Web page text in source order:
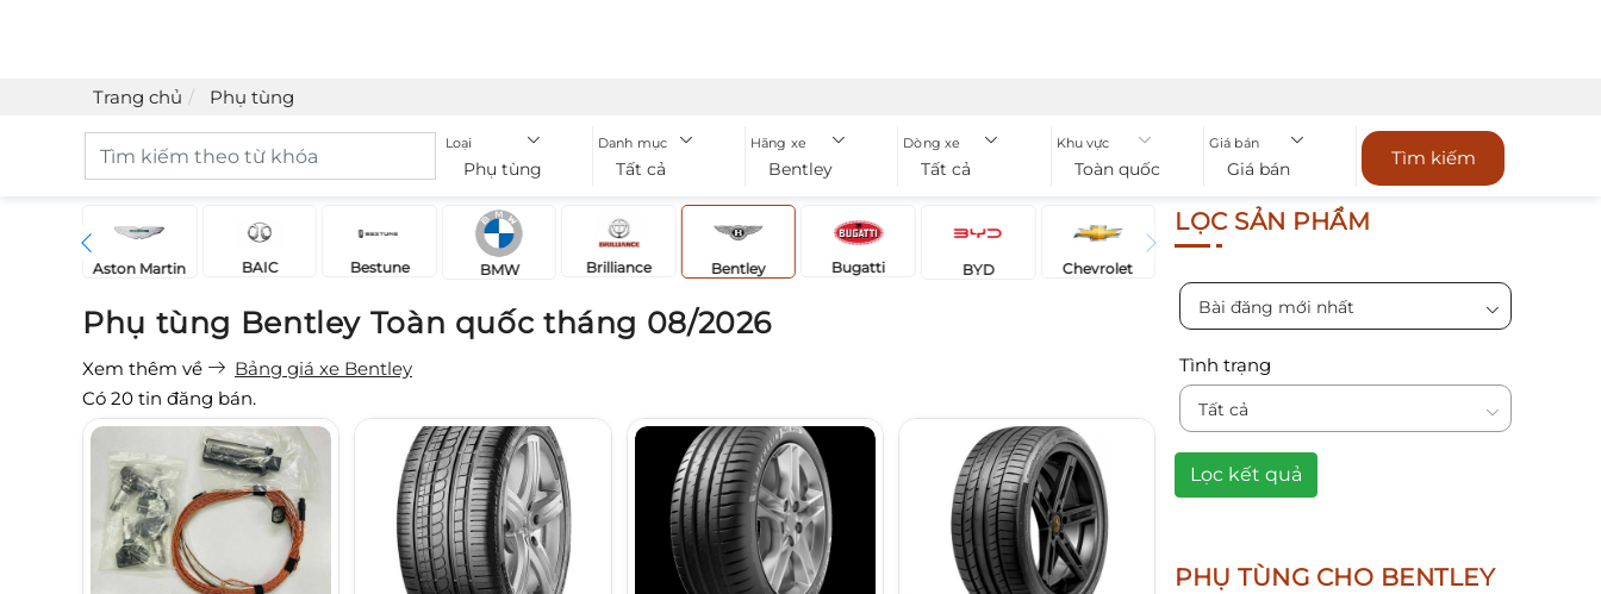
Trang chủ Phụ tùng
Loại
Phụ tùng
Danh mục
Tất cả
Hãng xe
Bentley
Dòng xe
Tất cả
Khu vực
Toàn quốc
Giá bán
Giá bán Tìm kiếm
Aston Martin BAIC Bestune BMW Brilliance Bentley Bugatti BYD Chevrolet
Phụ tùng Bentley Toàn quốc tháng 08/2026
Xem thêm về
Bảng giá xe Bentley
Có 20 tin đăng bán.
LỌC SẢN PHẨM
Bài đăng mới nhất
Tình trạng
Tất cả
Lọc kết quả
PHỤ TÙNG CHO BENTLEY